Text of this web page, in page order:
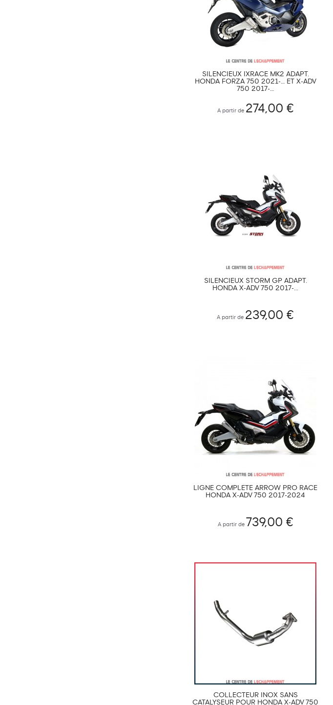
SILENCIEUX IXRACE MK2 ADAPT.
HONDA FORZA 750 2021-… ET X-ADV
750 2017-…
A partir de 274,00 €
SILENCIEUX STORM GP ADAPT.
HONDA X-ADV 750 2017-...
A partir de 239,00 €
LIGNE COMPLÈTE ARROW PRO RACE
HONDA X-ADV 750 2017-2024
A partir de 739,00 €
COLLECTEUR INOX SANS
CATALYSEUR POUR HONDA X-ADV 750